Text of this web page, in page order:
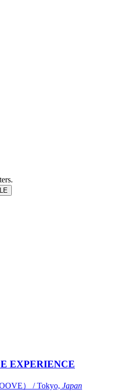
EXPERIENCE
） / Tokyo, Japan